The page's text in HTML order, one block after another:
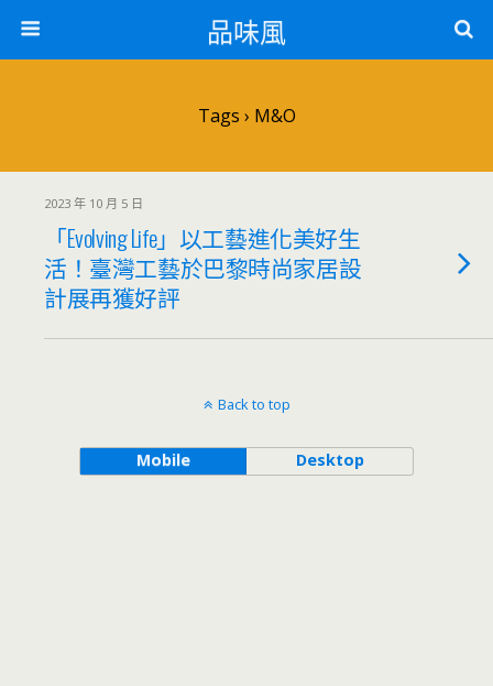
品味風
Tags › M&O
2023 年 10 月 5 日
「Evolving Life」以工藝進化美好生
活！臺灣工藝於巴黎時尚家居設
計展再獲好評
Back to top
Mobile Desktop